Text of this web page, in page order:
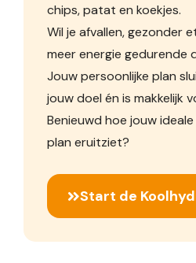
chips, patat en koekjes.
Wil je afvallen, gezonder
meer energie gedurende
Jouw persoonlijke plan
jouw doel én is makkelijk
Benieuwd hoe jouw
plan eruitziet?
Start de